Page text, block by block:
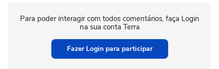
Para poder interagir com todos comentários, faça Login
na sua conta Terra
Fazer Login para participar